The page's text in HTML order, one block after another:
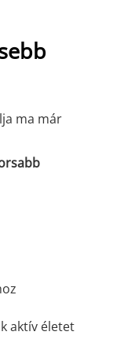
ma már
aktív életet